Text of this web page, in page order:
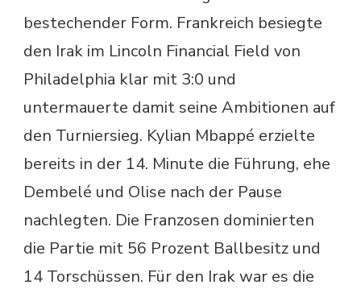
bestechender Form. Frankreich besiegte
den Irak im Lincoln Financial Field von
Philadelphia klar mit 3:0 und
untermauerte damit seine Ambitionen auf
den Turniersieg. Kylian Mbappé erzielte
bereits in der 14. Minute die Führung, ehe
Dembelé und Olise nach der Pause
nachlegten. Die Franzosen dominierten
die Partie mit 56 Prozent Ballbesitz und
14 Torschüssen. Für den Irak war es die